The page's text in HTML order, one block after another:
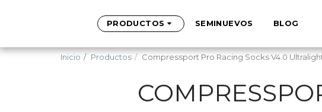
PRODUCTOS SEMINUEVOS BLOG
Inicio Productos Compressport Pro Racing Socks V4.0